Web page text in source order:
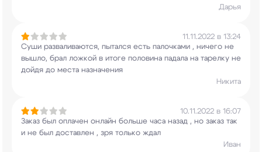
Дарья
11.11.2022 в 13:24
Суши разваливаются, пытался есть палочками , ничего не
вышло, брал ложкой в итоге половина падала на тарелку не
дойдя до места назначения
Никита
10.11.2022 в 16:07
Заказ был оплачен онлайн больше часа назад , но заказ так
и не был доставлен , зря только ждал
Иван